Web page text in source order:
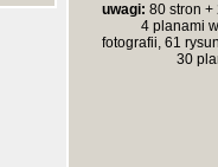
uwagi: 80 stron +
4 planami
fotografii, 61
30